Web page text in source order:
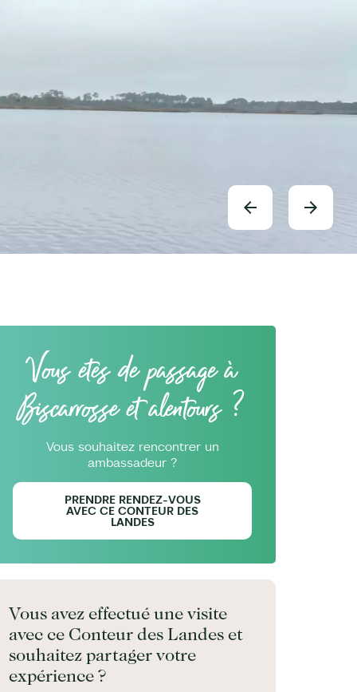
Vous êtes de passage à
Biscarrosse et alentours ?
Vous souhaitez rencontrer un
ambassadeur ?
PRENDRE RENDEZ-VOUS
AVEC CE CONTEUR DES
LANDES
Vous avez effectué une visite
avec ce Conteur des Landes et
souhaitez partager votre
expérience ?